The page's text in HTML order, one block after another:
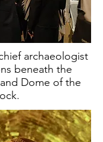
archaeologist
beneath the
Dome of the